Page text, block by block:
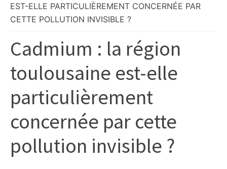
info
locale,
culture,
politique,
météo,
divers
initiatives
citoyennes
EST-ELLE PARTICULIÈREMENT CONCERNÉE PAR
CETTE POLLUTION INVISIBLE ?
Cadmium : la région
toulousaine est-elle
particulièrement
concernée par cette
pollution invisible ?